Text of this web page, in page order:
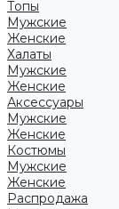
Топы
Мужские
Женские
Халаты
Мужские
Женские
Аксессуары
Мужские
Женские
Костюмы
Мужские
Женские
Распродажа